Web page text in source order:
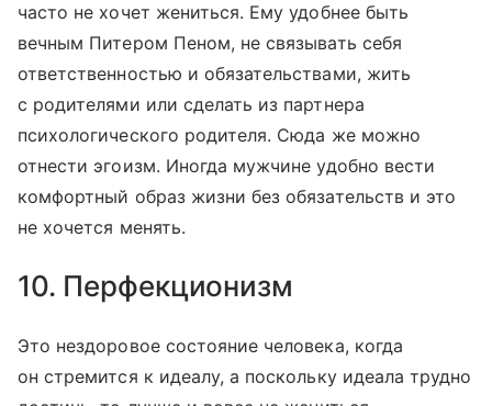
часто не хочет жениться. Ему удобнее быть
вечным Питером Пеном, не связывать себя
ответственностью и обязательствами, жить
с родителями или сделать из партнера
психологического родителя. Сюда же можно
отнести эгоизм. Иногда мужчине удобно вести
комфортный образ жизни без обязательств и это
не хочется менять.
10. Перфекционизм
Это нездоровое состояние человека, когда
он стремится к идеалу, а поскольку идеала трудно